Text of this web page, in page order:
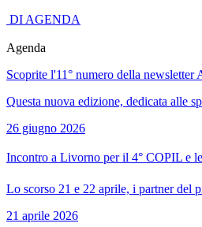
DI AGENDA
Agenda
Scoprite l'11° numero della
Questa nuova edizione, dedicata alle
26 giugno 2026
Incontro a Livorno per il 4° COPIL e
Lo scorso 21 e 22 aprile, i partner
21 aprile 2026